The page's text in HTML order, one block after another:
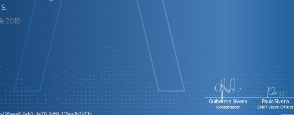
2018
Guilherme Silveira
Coordenador
Paulo Silveira
Chief Vision Officer